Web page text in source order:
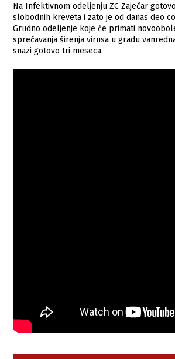
Na Infektivnom odeljenju ZC Zaječar
slobodnih kreveta i zato je od danas deo
Grudno odeljenje koje će primati
sprečavanja širenja virusa u gradu
snazi gotovo tri meseca.